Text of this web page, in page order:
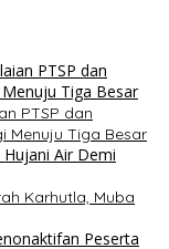
PTSP dan
Menuju Tiga Besar
Karhutla, Muba